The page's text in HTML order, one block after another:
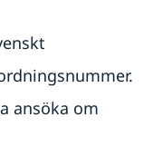
ansöka om